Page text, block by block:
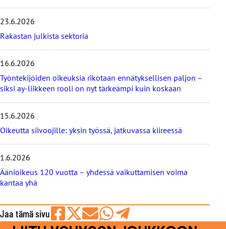
i
m
t
b
l
g
i
t
23.6.2026
Rakastan julkista sektoria
16.6.2026
Työntekijöiden oikeuksia rikotaan ennätyksellisen paljon –
siksi ay-liikkeen rooli on nyt tärkeämpi kuin koskaan
15.6.2026
Oikeutta siivoojille: yksin työssä, jatkuvassa kiireessä
1.6.2026
Äänioikeus 120 vuotta – yhdessä vaikuttamisen voima
kantaa yhä
Jaa tämä sivu
Jaa
Jaa Jaa Jaa Jaa